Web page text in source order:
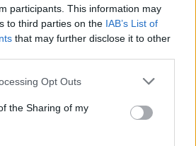
participants. This information may
to third parties on the IAB’s List of
that may further disclose it to other
app uses one or more Google
usage behaviour. You may click to
Google and its third-party tags to
specified purposes in below Google
Opt Outs
the Sharing of my
από reCAPTCHA, ισχύουν